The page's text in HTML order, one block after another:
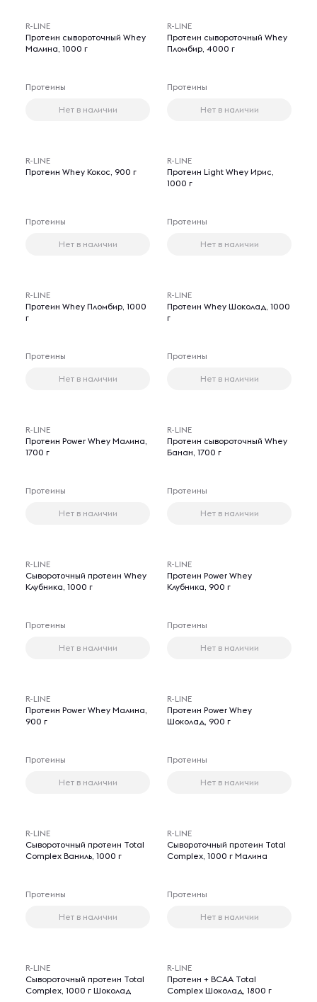
R-LINE
Протеин сывороточный Whey
Малина, 1000 г
Протеины
Нет в наличии
R-LINE
Протеин сывороточный Whey
Пломбир, 4000 г
Протеины
Нет в наличии
R-LINE
Протеин Whey Кокос, 900 г
Протеины
Нет в наличии
R-LINE
Протеин Light Whey Ирис,
1000 г
Протеины
Нет в наличии
R-LINE
Протеин Whey Пломбир, 1000
г
Протеины
Нет в наличии
R-LINE
Протеин Whey Шоколад, 1000
г
Протеины
Нет в наличии
R-LINE
Протеин Power Whey Малина,
1700 г
Протеины
Нет в наличии
R-LINE
Протеин сывороточный Whey
Банан, 1700 г
Протеины
Нет в наличии
R-LINE
Сывороточный протеин Whey
Клубника, 1000 г
Протеины
Нет в наличии
R-LINE
Протеин Power Whey
Клубника, 900 г
Протеины
Нет в наличии
R-LINE
Протеин Power Whey Малина,
900 г
Протеины
Нет в наличии
R-LINE
Протеин Power Whey
Шоколад, 900 г
Протеины
Нет в наличии
R-LINE
Сывороточный протеин Total
Complex Ваниль, 1000 г
Протеины
Нет в наличии
R-LINE
Сывороточный протеин Total
Complex, 1000 г Малина
Протеины
Нет в наличии
R-LINE
Сывороточный протеин Total
Complex, 1000 г Шоколад
R-LINE
Протеин + BCAA Total
Complex Шоколад, 1800 г